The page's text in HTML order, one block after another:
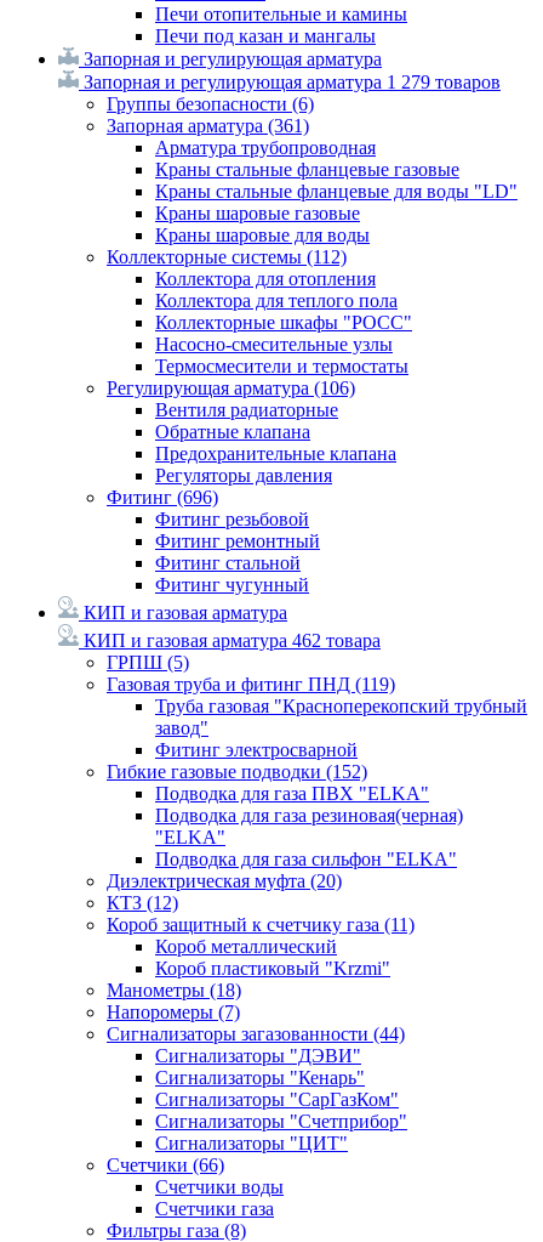
Печи отопительные и камины
Печи под казан и мангалы
Запорная и регулирующая арматура
Запорная и регулирующая арматура 1 279 товаров
Группы безопасности (6)
Запорная арматура (361)
Арматура трубопроводная
Краны стальные фланцевые газовые
Краны стальные фланцевые для воды "LD"
Краны шаровые газовые
Краны шаровые для воды
Коллекторные системы (112)
Коллектора для отопления
Коллектора для теплого пола
Коллекторные шкафы "РОСС"
Насосно-смесительные узлы
Термосмесители и термостаты
Регулирующая арматура (106)
Вентиля радиаторные
Обратные клапана
Предохранительные клапана
Регуляторы давления
Фитинг (696)
Фитинг резьбовой
Фитинг ремонтный
Фитинг стальной
Фитинг чугунный
КИП и газовая арматура
КИП и газовая арматура 462 товара
ГРПШ (5)
Газовая труба и фитинг ПНД (119)
Труба газовая "Красноперекопский трубный
завод"
Фитинг электросварной
Гибкие газовые подводки (152)
Подводка для газа ПВХ "ELKA"
Подводка для газа резиновая(черная)
"ELKA"
Подводка для газа сильфон "ELKA"
Диэлектрическая муфта (20)
КТЗ (12)
Короб защитный к счетчику газа (11)
Короб металлический
Короб пластиковый "Krzmi"
Манометры (18)
Напоромеры (7)
Сигнализаторы загазованности (44)
Сигнализаторы "ДЭВИ"
Сигнализаторы "Кенарь"
Сигнализаторы "СарГазКом"
Сигнализаторы "Счетприбор"
Сигнализаторы "ЦИТ"
Счетчики (66)
Счетчики воды
Счетчики газа
Фильтры газа (8)